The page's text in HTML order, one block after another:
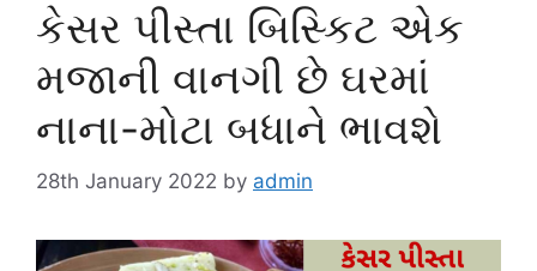
કેસર પીસ્તા બિસ્કિટ એક
મજાની વાનગી છે ઘરમાં
નાના-મોટા બધાને ભાવશે
28th January 2022 by admin